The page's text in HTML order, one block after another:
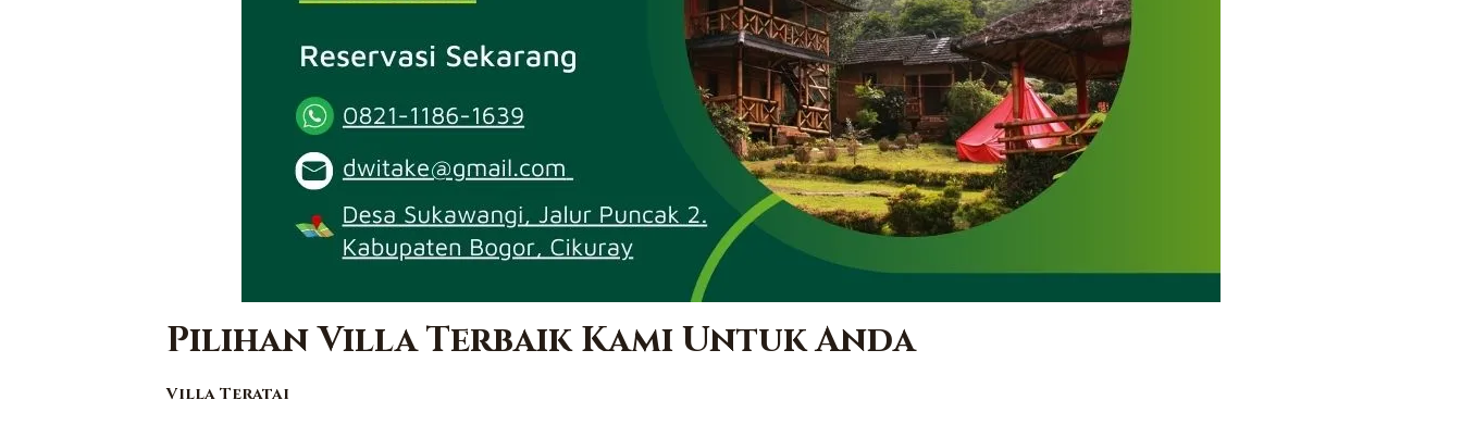
Pilihan Villa Terbaik Kami Untuk Anda
Villa Teratai